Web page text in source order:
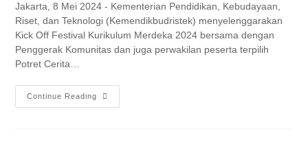
Jakarta, 8 Mei 2024 - Kementerian Pendidikan, Kebudayaan,
Riset, dan Teknologi (Kemendikbudristek) menyelenggarakan
Kick Off Festival Kurikulum Merdeka 2024 bersama dengan
Penggerak Komunitas dan juga perwakilan peserta terpilih
Potret Cerita…
Continue Reading